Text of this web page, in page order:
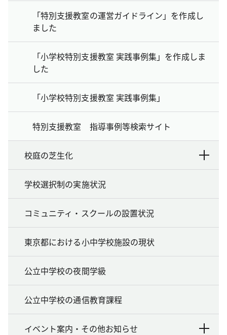
「特別支援教室の運営ガイドライン」を作成し
ました
「小学校特別支援教室 実践事例集」を作成しま
した
「小学校特別支援教室 実践事例集」
特別支援教室 指導事例等検索サイト
校庭の芝生化
学校選択制の実施状況
コミュニティ・スクールの設置状況
東京都における小中学校施設の現状
公立中学校の夜間学級
公立中学校の通信教育課程
イベント案内・その他お知らせ